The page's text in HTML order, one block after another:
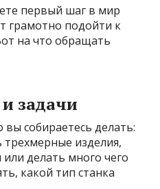
первый шаг в мир
грамотно подойти к
на что обращать
задачи
собираетесь делать:
трехмерные изделия,
делать много чего
какой тип станка